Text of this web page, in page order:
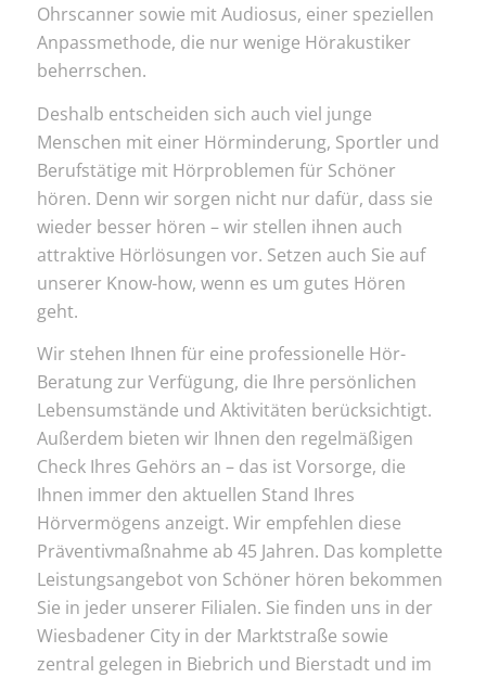
Ohrscanner sowie mit Audiosus, einer speziellen
Anpassmethode, die nur wenige Hörakustiker
beherrschen.
Deshalb entscheiden sich auch viel junge
Menschen mit einer Hörminderung, Sportler und
Berufstätige mit Hörproblemen für Schöner
hören. Denn wir sorgen nicht nur dafür, dass sie
wieder besser hören – wir stellen ihnen auch
attraktive Hörlösungen vor. Setzen auch Sie auf
unserer Know-how, wenn es um gutes Hören
geht.
Wir stehen Ihnen für eine professionelle Hör-
Beratung zur Verfügung, die Ihre persönlichen
Lebensumstände und Aktivitäten berücksichtigt.
Außerdem bieten wir Ihnen den regelmäßigen
Check Ihres Gehörs an – das ist Vorsorge, die
Ihnen immer den aktuellen Stand Ihres
Hörvermögens anzeigt. Wir empfehlen diese
Präventivmaßnahme ab 45 Jahren. Das komplette
Leistungsangebot von Schöner hören bekommen
Sie in jeder unserer Filialen. Sie finden uns in der
Wiesbadener City in der Marktstraße sowie
zentral gelegen in Biebrich und Bierstadt und im